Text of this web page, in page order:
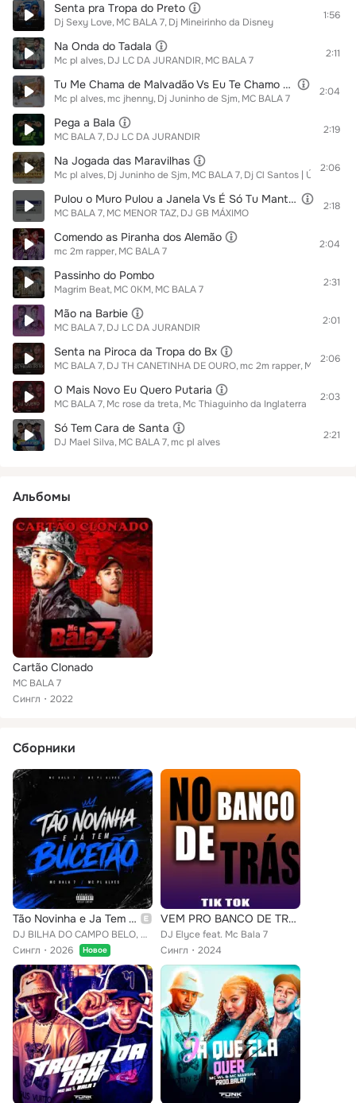
Senta pra Tropa do Preto
Dj Sexy Love MC BALA 7 Dj Mineirinho da Disney
1:56
Na Onda do Tadala
Mc pl alves DJ LC DA JURANDIR MC BALA 7
2:11
Tu Me Chama de Malvadão Vs Eu Te Chamo de Malvadona
Mc pl alves mc jhenny Dj Juninho de Sjm MC BALA 7
2:04
Pega a Bala
MC BALA 7 DJ LC DA JURANDIR
2:19
Na Jogada das Maravilhas
Mc pl alves Dj Juninho de Sjm MC BALA 7 Dj Cl Santos | Único feat.
2:06
Pulou o Muro Pulou a Janela Vs É Só Tu Manter no Sigilo
MC BALA 7 MC MENOR TAZ DJ GB MÁXIMO
2:18
Comendo as Piranha dos Alemão
mc 2m rapper MC BALA 7
2:04
Passinho do Pombo
Magrim Beat MC 0KM MC BALA 7
2:31
Mão na Barbie
MC BALA 7 DJ LC DA JURANDIR
2:01
Senta na Piroca da Tropa do Bx
MC BALA 7 DJ TH CANETINHA DE OURO mc 2m rapper Mc
2:06
O Mais Novo Eu Quero Putaria
MC BALA 7 Mc rose da treta Mc Thiaguinho da Inglaterra
2:03
Só Tem Cara de Santa
DJ Mael Silva MC BALA 7 mc pl alves
2:21
Альбомы
Cartão Clonado
MC BALA 7
Сингл
2022
Сборники
Tão Novinha e Ja Tem Bucetao
DJ BILHA DO CAMPO BELO, MC BALA 7, MC PL ALVES
Сингл
2026 Новое
VEM PRO BANCO DE TRÁS FODE COM OS AMIGOS
DJ Elyce feat. Mc Bala 7
Сингл
2024